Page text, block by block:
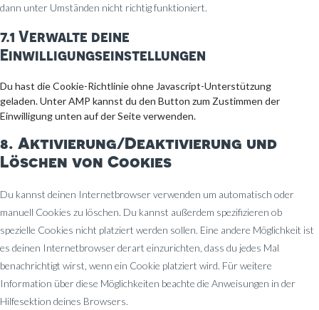
dann unter Umständen nicht richtig funktioniert.
7.1 Verwalte deine
Einwilligungseinstellungen
Du hast die Cookie-Richtlinie ohne Javascript-Unterstützung
geladen. Unter AMP kannst du den Button zum Zustimmen der
Einwilligung unten auf der Seite verwenden.
8. Aktivierung/Deaktivierung und
Löschen von Cookies
Du kannst deinen Internetbrowser verwenden um automatisch oder
manuell Cookies zu löschen. Du kannst außerdem spezifizieren ob
spezielle Cookies nicht platziert werden sollen. Eine andere Möglichkeit ist
es deinen Internetbrowser derart einzurichten, dass du jedes Mal
benachrichtigt wirst, wenn ein Cookie platziert wird. Für weitere
Information über diese Möglichkeiten beachte die Anweisungen in der
Hilfesektion deines Browsers.